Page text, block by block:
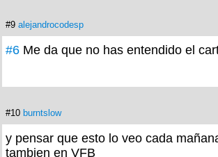
#9 alejandrocodesp
#6 Me da que no has entendido el
#10 burntslow
y pensar que esto lo veo cada
tambien en VFB